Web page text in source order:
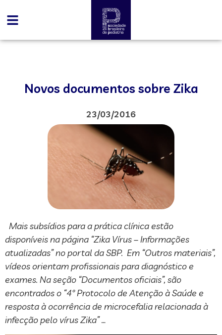
Novos documentos sobre Zika
23/03/2016
Mais subsídios para a prática clínica estão
disponíveis na página “Zika Vírus – Informações
atualizadas” no portal da SBP. Em “Outros materiais”,
vídeos orientam profissionais para diagnóstico e
exames. Na seção “Documentos oficiais”, são
encontrados o “4º Protocolo de Atenção à Saúde e
resposta à ocorrência de microcefalia relacionada à
infecção pelo vírus Zika” …